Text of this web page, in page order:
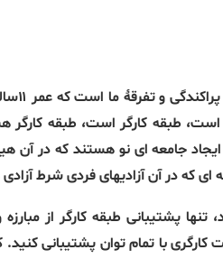
بقای این
است، طبقه کارگر است، طبقه
ایجاد جامعه ای نو هستند که در
که در آن آزادیهای فردی شرط
پشتیبانی طبقه کارگر از
با تمام توان پشتیبانی کنید.